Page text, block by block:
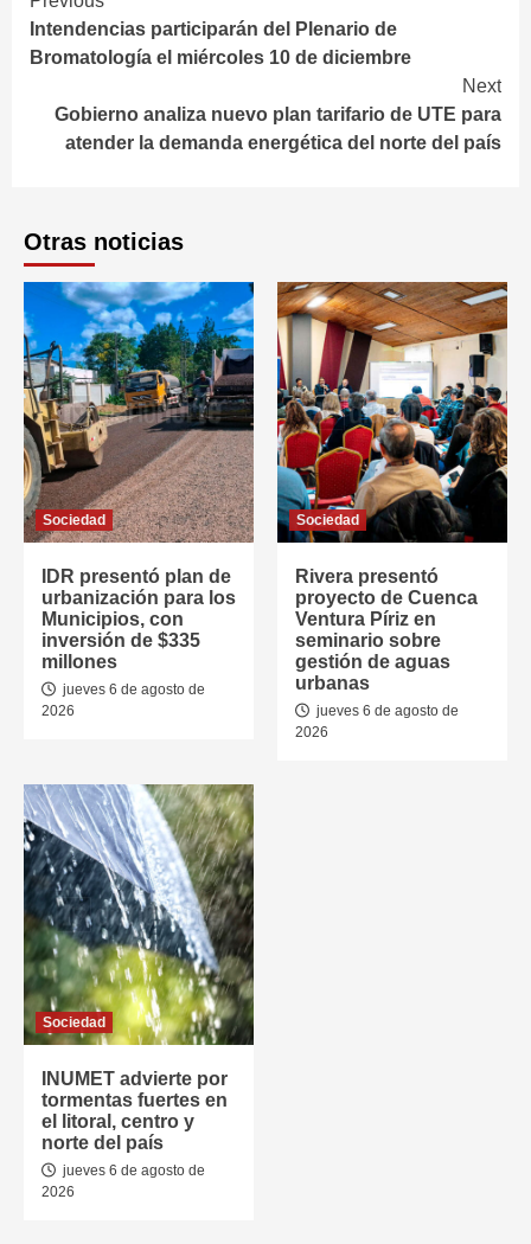
Reading
Intendencias participarán del Plenario de
Bromatología el miércoles 10 de diciembre
Next
Gobierno analiza nuevo plan tarifario de UTE para
atender la demanda energética del norte del país
Otras noticias
Sociedad
IDR presentó plan de
urbanización para los
Municipios, con
inversión de $335
millones
jueves 6 de agosto de
2026
Sociedad
Rivera presentó
proyecto de Cuenca
Ventura Píriz en
seminario sobre
gestión de aguas
urbanas
jueves 6 de agosto de
2026
Sociedad
INUMET advierte por
tormentas fuertes en
el litoral, centro y
norte del país
jueves 6 de agosto de
2026